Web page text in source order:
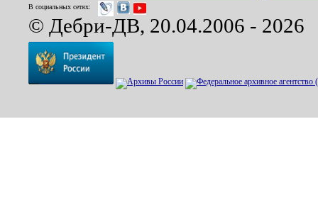
В социальных сетях:
© Дебри-ДВ, 20.04.2006 - 2026